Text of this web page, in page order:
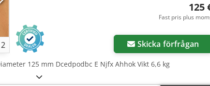
2
125
Fast pris plus
Skicka förfrågan
125 mm Dcedpodbc E Njfx Ahhok Vikt 6,6 kg